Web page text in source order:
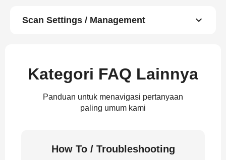
Scan Settings / Management
Kategori FAQ Lainnya
Panduan untuk menavigasi pertanyaan
paling umum kami
How To / Troubleshooting